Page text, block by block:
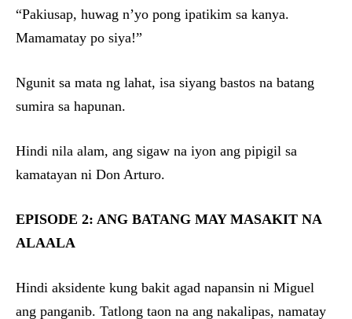
“Pakiusap, huwag n’yo pong ipatikim sa kanya.
Mamamatay po siya!”
Ngunit sa mata ng lahat, isa siyang bastos na batang
sumira sa hapunan.
Hindi nila alam, ang sigaw na iyon ang pipigil sa
kamatayan ni Don Arturo.
EPISODE 2: ANG BATANG MAY MASAKIT NA
ALAALA
Hindi aksidente kung bakit agad napansin ni Miguel
ang panganib. Tatlong taon na ang nakalipas, namatay